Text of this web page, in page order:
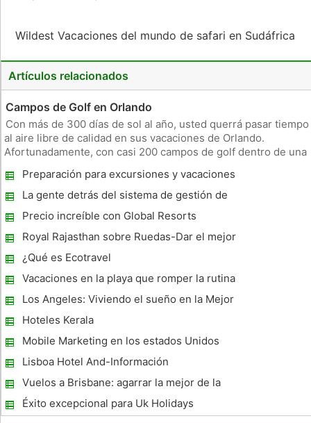
Wildest Vacaciones del mundo de safari en Sudáfrica
Artículos relacionados
Campos de Golf en Orlando
Con más de 300 días de sol al año, usted querrá pasar tiempo
al aire libre de calidad en sus vacaciones de Orlando.
Afortunadamente, con casi 200 campos de golf dentro de una
razones para la cabeza fuera para un buen rato en las
sun.Eagles, bir
Preparación para excursiones y vacaciones
La gente detrás del sistema de gestión de
ingresos
Precio increíble con Global Resorts
Network
Royal Rajasthan sobre Ruedas-Dar el mejor
valor para The Best Tour Of Your Life!
¿Qué es Ecotravel
Vacaciones en la playa que romper la rutina
Los Angeles: Viviendo el sueño en la Mejor
Ciudad de California
Hoteles Kerala
Mobile Marketing en los estados Unidos
finalmente está alcanzando a Europa y Asia
Lisboa Hotel And-Información
Vuelos a Brisbane: agarrar la mejor de la
ciudad de la manera rápida
Éxito excepcional para Uk Holidays